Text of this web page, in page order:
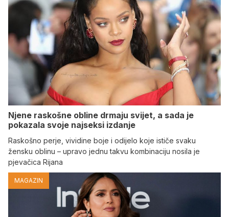
Njene raskošne obline drmaju svijet, a sada je
pokazala svoje najseksi izdanje
Raskošno perje, vividine boje i odijelo koje ističe svaku
žensku oblinu – upravo jednu takvu kombinaciju nosila je
pjevačica Rijana
MAGAZIN